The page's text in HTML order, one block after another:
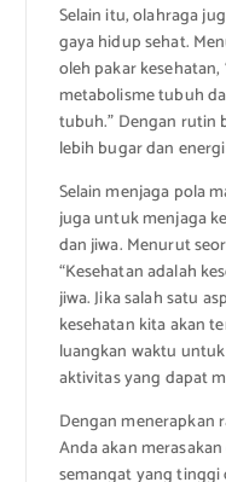
Selain itu, olahraga
gaya hidup sehat.
oleh pakar
metabolisme tubuh
tubuh.” Dengan rutin
lebih bugar dan
Selain menjaga pola
juga untuk menjaga
dan jiwa. Menurut
“Kesehatan adalah
jiwa. Jika salah satu
kesehatan kita akan
luangkan waktu
aktivitas yang dapat
Dengan menerapkan
Anda akan
semangat yang